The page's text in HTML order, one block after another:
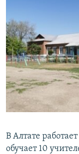
В Алтате
обучает 10